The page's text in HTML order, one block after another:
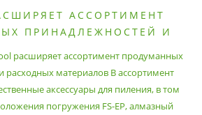
АССОРТИМЕНТ
ПРИНАДЛЕЖНОСТЕЙ И
расширяет ассортимент продуманных
расходных материалов В ассортимент
аксессуары для пиления, в том
погружения FS-EP, алмазный